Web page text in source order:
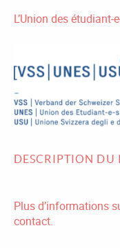
L’Union des étudiant-
DESCRIPTION DU
Plus d’informations
contact.